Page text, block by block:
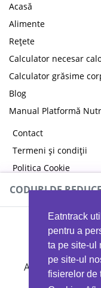
Eatntrack
pentru a
ta pe site-ul
pe site-ul
fisierelor de
Acasă
Alimente
Rețete
Calculator necesar
Calculator grăsime
Blog
Manual Platformă
Contact
Termeni și condiții
Politica Cookie
Politica de
CODURI DE
Ai 40%reducere